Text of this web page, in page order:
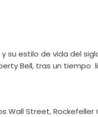
y su estilo de vida del
Bell, tras un tiempo
Wall Street,